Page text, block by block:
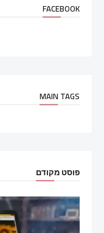
FACEBOOK
MAIN TAGS
פוסט מקודם